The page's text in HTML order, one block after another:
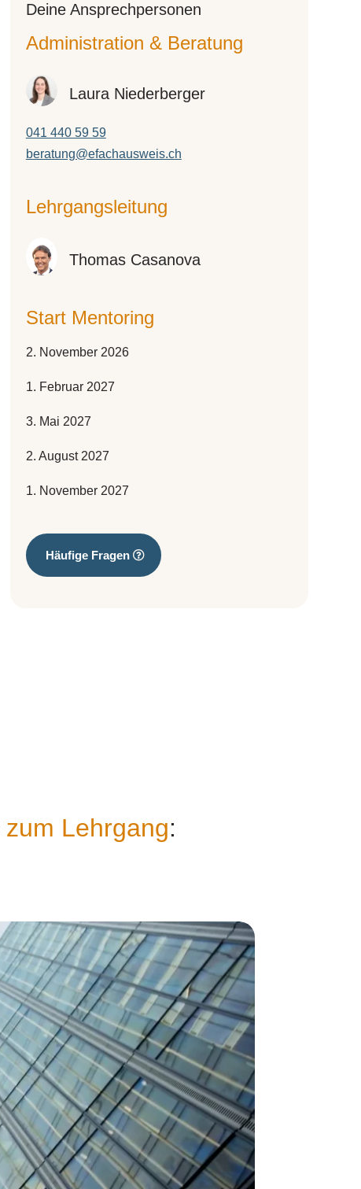
Deine An­­sprech­­per­­so­­nen
Administration & Beratung
Laura Niederberger
041 440 59 59
beratung@efachausweis.ch
Lehrgangsleitung
Thomas Casanova
Start Mentoring
2. November 2026
1. Februar 2027
3. Mai 2027
2. August 2027
1. November 2027
Häufige Fragen
zum Lehrgang: